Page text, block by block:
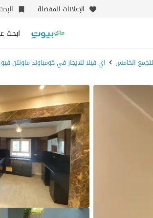
الإعلانات المفضلة
ابحث
الخامس اي فيلا للايجار في كومباوند ماونتن